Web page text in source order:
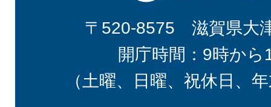
〒520-8575 滋賀県大
開庁時間：9時から
（土曜、日曜、祝休日、